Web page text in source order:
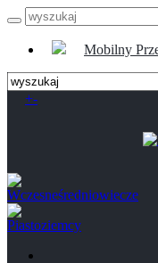
Mobilny
+-